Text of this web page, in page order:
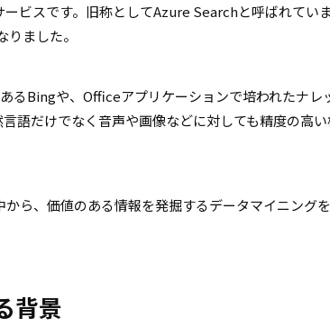
ビスです。旧称としてAzure Searchと呼ばれてい
ました。
るBingや、Officeアプリケーションで培われたナレ
語だけでなく音声や画像などに対しても精度の高
ら、価値のある情報を発掘するデータマイニング
背景